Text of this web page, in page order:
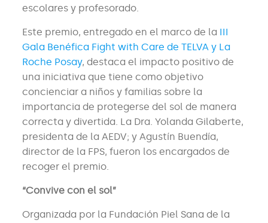
escolares y profesorado.
Este premio, entregado en el marco de la III
Gala Benéfica Fight with Care de TELVA y La
Roche Posay, destaca el impacto positivo de
una iniciativa que tiene como objetivo
concienciar a niños y familias sobre la
importancia de protegerse del sol de manera
correcta y divertida. La Dra. Yolanda Gilaberte,
presidenta de la AEDV; y Agustín Buendía,
director de la FPS, fueron los encargados de
recoger el premio.
“Convive con el sol”
Organizada por la Fundación Piel Sana de la